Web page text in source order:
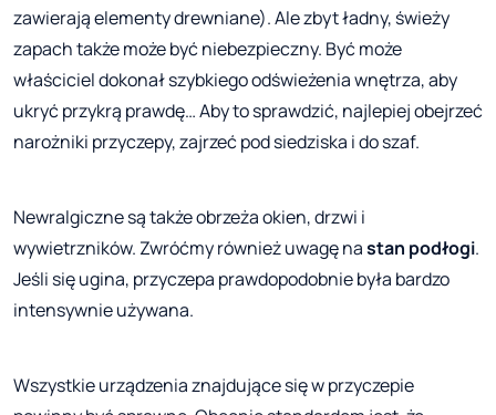
zawierają elementy drewniane). Ale zbyt ładny, świeży
zapach także może być niebezpieczny. Być może
właściciel dokonał szybkiego odświeżenia wnętrza, aby
ukryć przykrą prawdę… Aby to sprawdzić, najlepiej obejrzeć
narożniki przyczepy, zajrzeć pod siedziska i do szaf.
Newralgiczne są także obrzeża okien, drzwi i
wywietrzników. Zwróćmy również uwagę nastan podłogi.
Jeśli się ugina, przyczepa prawdopodobnie była bardzo
intensywnie używana.
Wszystkie urządzenia znajdujące się w przyczepie